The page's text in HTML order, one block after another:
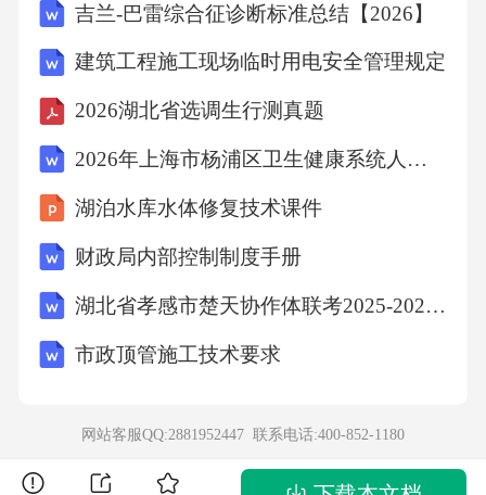
吉兰-巴雷综合征诊断标准总结【2026】
建筑工程施工现场临时用电安全管理规定
2026湖北省选调生行测真题
2026年上海市杨浦区卫生健康系统人员招聘笔试参考题库及答案解析
湖泊水库水体修复技术课件
财政局内部控制制度手册
湖北省孝感市楚天协作体联考2025-2026学年高一上学期11月期中化学试题（含答案）
市政顶管施工技术要求
网站客服QQ:2881952447 联系电话:400-852-1180